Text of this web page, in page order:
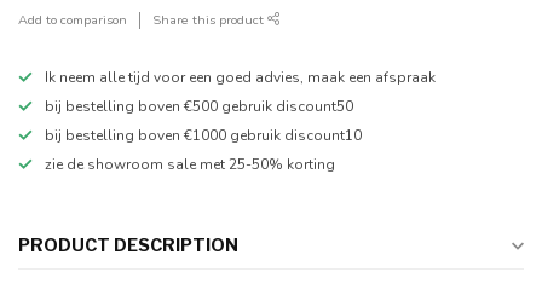
Add to comparison Share this product
Ik neem alle tijd voor een goed advies, maak een afspraak
bij bestelling boven €500 gebruik discount50
bij bestelling boven €1000 gebruik discount10
zie de showroom sale met 25-50% korting
PRODUCT DESCRIPTION